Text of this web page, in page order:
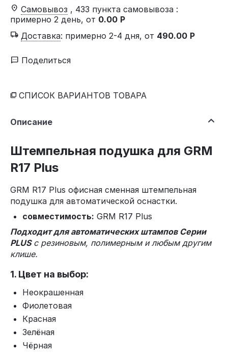
Самовывоз , 433 пункта самовывоза :
примерно 2 день, от 0.00 Р
Доставка: примерно 2-4 дня, от 490.00 Р
Поделиться
СПИСОК ВАРИАНТОВ ТОВАРА
Описание
Штемпельная подушка для GRM
R17 Plus
GRM R17 Plus офисная сменная штемпельная
подушка для автоматической оснастки.
совместимость: GRM R17 Plus
Подходит для автоматических штампов Серии
PLUSс резиновым, полимерным и любым другим
клише.
1. Цвет на выбор:
Неокрашенная
Фиолетовая
Красная
Зелёная
Чёрная